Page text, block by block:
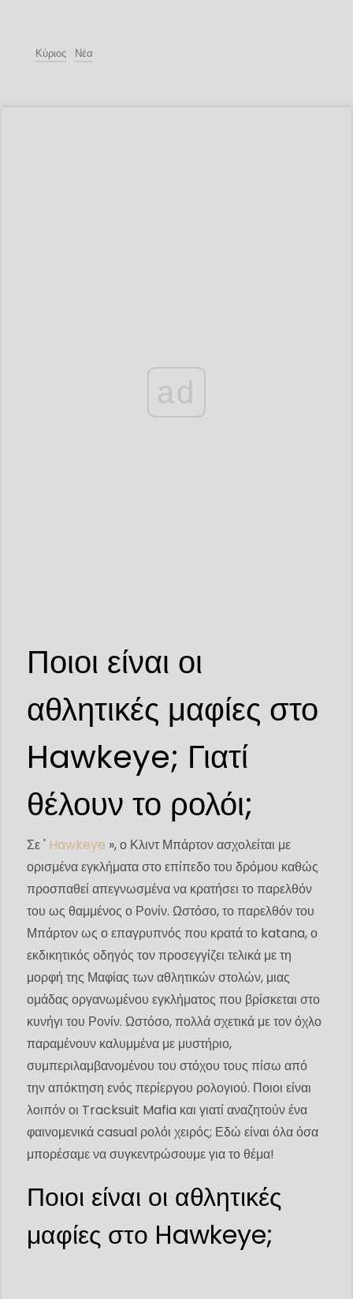
Κύριος Νέα
ad
Ποιοι είναι οι
αθλητικές μαφίες στο
Hawkeye; Γιατί
θέλουν το ρολόι;
Σε ' Hawkeye », ο Κλιντ Μπάρτον ασχολείται με
ορισμένα εγκλήματα στο επίπεδο του δρόμου καθώς
προσπαθεί απεγνωσμένα να κρατήσει το παρελθόν
του ως θαμμένος ο Ρονίν. Ωστόσο, το παρελθόν του
Μπάρτον ως ο επαγρυπνός που κρατά το katana, ο
εκδικητικός οδηγός τον προσεγγίζει τελικά με τη
μορφή της Μαφίας των αθλητικών στολών, μιας
ομάδας οργανωμένου εγκλήματος που βρίσκεται στο
κυνήγι του Ρονίν. Ωστόσο, πολλά σχετικά με τον όχλο
παραμένουν καλυμμένα με μυστήριο,
συμπεριλαμβανομένου του στόχου τους πίσω από
την απόκτηση ενός περίεργου ρολογιού. Ποιοι είναι
λοιπόν οι Tracksuit Mafia και γιατί αναζητούν ένα
φαινομενικά casual ρολόι χειρός; Εδώ είναι όλα όσα
μπορέσαμε να συγκεντρώσουμε για το θέμα!
Ποιοι είναι οι αθλητικές
μαφίες στο Hawkeye;